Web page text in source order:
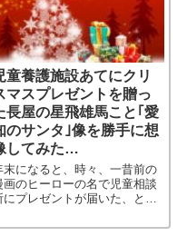
童養護施設あてにクリ
マスプレゼントを贈っ
長屋の星飛雄馬こと｢愛
のサンタ｣像を勝手に想
してみた…
末になると、時々、一昔前の
画のヒーローの名で児童相談
にプレゼントが届いた、とい
崎市役所と豊田市役所に「長